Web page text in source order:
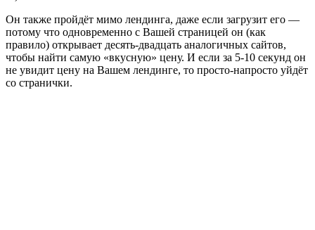
Он также пройдёт мимо лендинга, даже если загрузит его —
потому что одновременно с Вашей страницей он (как
правило) открывает десять-двадцать аналогичных сайтов,
чтобы найти самую «вкусную» цену. И если за 5-10 секунд он
не увидит цену на Вашем лендинге, то просто-напросто уйдёт
со странички.